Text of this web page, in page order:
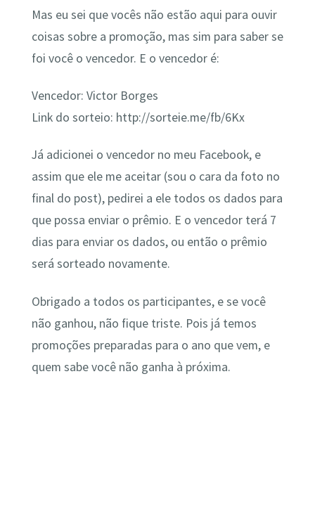
Mas eu sei que vocês não estão aqui para ouvir
coisas sobre a promoção, mas sim para saber se
foi você o vencedor. E o vencedor é:
Vencedor: Victor Borges
Link do sorteio: http://sorteie.me/fb/6Kx
Já adicionei o vencedor no meu Facebook, e
assim que ele me aceitar (sou o cara da foto no
final do post), pedirei a ele todos os dados para
que possa enviar o prêmio. E o vencedor terá 7
dias para enviar os dados, ou então o prêmio
será sorteado novamente.
Obrigado a todos os participantes, e se você
não ganhou, não fique triste. Pois já temos
promoções preparadas para o ano que vem, e
quem sabe você não ganha à próxima.